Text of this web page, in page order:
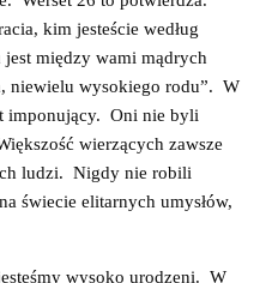
kim jesteście według
jest między wami mądrych
niewielu wysokiego rodu”. W
imponujący. Oni nie byli
wierzących zawsze
ludzi. Nigdy nie robili
świecie elitarnych umysłów,
wysoko urodzeni. W